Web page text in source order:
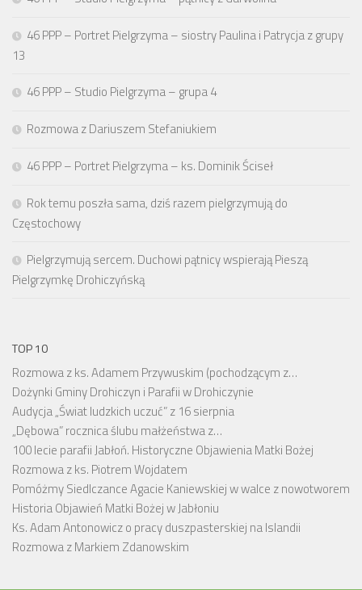
46 PPP – Portret Pielgrzyma – siostry Paulina i Patrycja z grupy
13
46 PPP – Studio Pielgrzyma – grupa 4
Rozmowa z Dariuszem Stefaniukiem
46 PPP – Portret Pielgrzyma – ks. Dominik Ściseł
Rok temu poszła sama, dziś razem pielgrzymują do
Częstochowy
Pielgrzymują sercem. Duchowi pątnicy wspierają Pieszą
Pielgrzymkę Drohiczyńską
TOP 10
Rozmowa z ks. Adamem Przywuskim (pochodzącym z…
Dożynki Gminy Drohiczyn i Parafii w Drohiczynie
Audycja „Świat ludzkich uczuć” z 16 sierpnia
„Dębowa” rocznica ślubu małżeństwa z…
100 lecie parafii Jabłoń. Historyczne Objawienia Matki Bożej
Rozmowa z ks. Piotrem Wojdatem
Pomóżmy Siedlczance Agacie Kaniewskiej w walce z nowotworem
Historia Objawień Matki Bożej w Jabłoniu
Ks. Adam Antonowicz o pracy duszpasterskiej na Islandii
Rozmowa z Markiem Zdanowskim